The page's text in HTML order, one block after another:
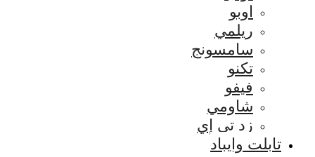
اوبو
ريلمي
سامسونج
تكنو
فيفو
شاومي
زد تي إي
تابلت وايباد